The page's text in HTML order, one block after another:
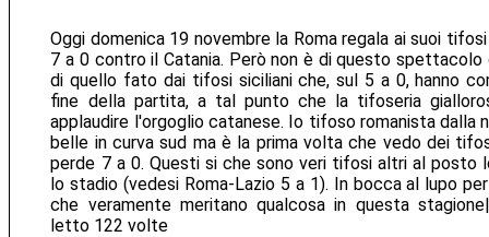
Oggi domenica 19 novembre la Roma regala ai suoi
7 a 0 contro il Catania. Però non è di questo spettacolo
di quello fato dai tifosi siciliani che, sul 5 a 0, hanno
fine della partita, a tal punto che la tifoseria
applaudire l'orgoglio catanese. Io tifoso romanista dalla
belle in curva sud ma è la prima volta che vedo dei
perde 7 a 0. Questi si che sono veri tifosi altri al posto
lo stadio (vedesi Roma-Lazio 5 a 1). In bocca al lupo
che veramente meritano qualcosa in questa
letto 122 volte